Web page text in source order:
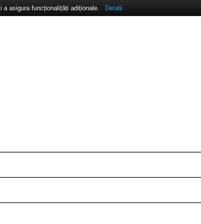
a asigura funcționalițăți adiționale. Detalii